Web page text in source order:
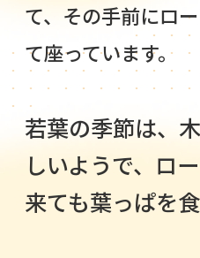
て、その手前にロ
て座っています。
若葉の季節は、
しいようで、ロ
来ても葉っぱを